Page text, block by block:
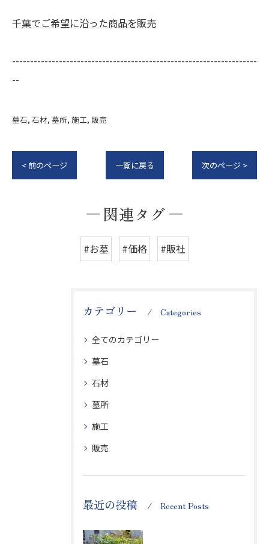
千葉でご希望に沿った商品を販売
--------------------------------------------------------------------
--
墓石 石材 墓所 施工 販売
< 前のページ 一覧に戻る 次のページ >
関連タグ
#お墓 #価格 #販社
カテゴリー Categories
全てのカテゴリー
墓石
石材
墓所
施工
販売
最近の投稿 Recent Posts